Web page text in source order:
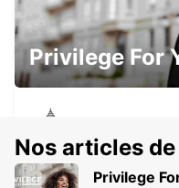
PIRMASENS
PIRMASENS -
TRIER
TRIER - GERMANY
Privilege For
Nos articles
Privilege